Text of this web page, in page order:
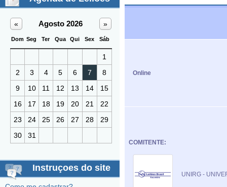
« Agosto 2026 »
Dom Seg Ter Qua Qui Sex Sáb
1
2
3 4 5 6 7
8
9
10 11 12 13 14
15
16
17 18 19 20 21
22
23
24 25 26 27 28
29
30
31
Instruçoes do site
Online
COMITENTE:
UNIRG -